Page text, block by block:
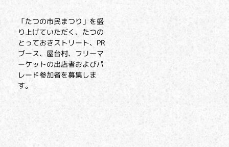
「たつの市民まつり」を盛
り上げていただく、たつの
とっておきストリート、PR
ブース、屋台村、フリーマ
ーケットの出店者およびパ
レード参加者を募集しま
す。